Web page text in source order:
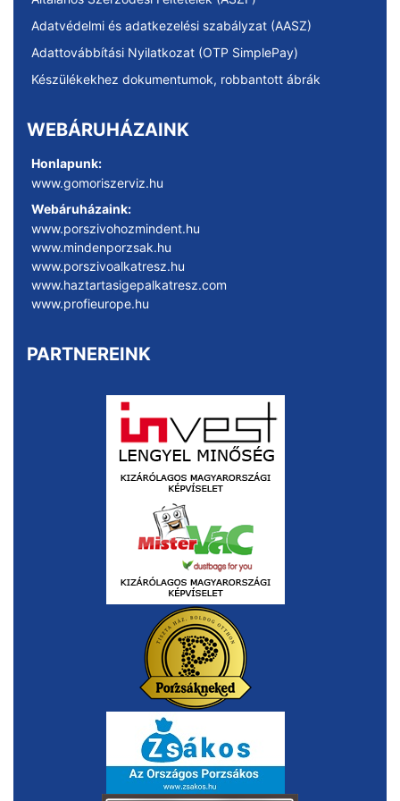
Adatvédelmi és adatkezelési szabályzat (AASZ)
Adattovábbítási Nyilatkozat (OTP SimplePay)
Készülékekhez dokumentumok, robbantott ábrák
WEBÁRUHÁZAINK
Honlapunk:
www.gomoriszerviz.hu
Webáruházaink:
www.porszivohozmindent.hu
www.mindenporzsak.hu
www.porszivoalkatresz.hu
www.haztartasigepalkatresz.com
www.profieurope.hu
PARTNEREINK